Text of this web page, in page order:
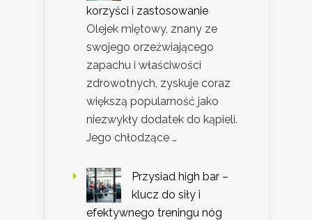
korzyści i zastosowanie
Olejek miętowy, znany ze
swojego orzeźwiającego
zapachu i właściwości
zdrowotnych, zyskuje coraz
większą popularność jako
niezwykły dodatek do kąpieli.
Jego chłodzące …
Przysiad high bar –
klucz do siły i
efektywnego treningu nóg